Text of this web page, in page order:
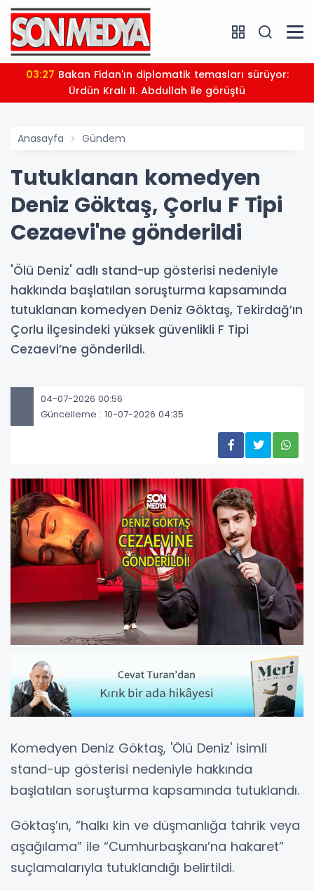
03:27
Ürdün Kralı II. Abdullah ile görüştü
Anasayfa Gündem
Tutuklanan komedyen
Deniz Göktaş, Çorlu F Tipi
Cezaevi'ne gönderildi
'Ölü Deniz' adlı stand-up gösterisi nedeniyle
hakkında başlatılan soruşturma kapsamında
tutuklanan komedyen Deniz Göktaş, Tekirdağ’ın
Çorlu ilçesindeki yüksek güvenlikli F Tipi
Cezaevi’ne gönderildi.
04-07-2026 00:56
Güncelleme : 10-07-2026 04:35
Komedyen Deniz Göktaş, 'Ölü Deniz' isimli
stand-up gösterisi nedeniyle hakkında
başlatılan soruşturma kapsamında tutuklandı.
Göktaş’ın, “halkı kin ve düşmanlığa tahrik veya
aşağılama” ile “Cumhurbaşkanı’na hakaret”
suçlamalarıyla tutuklandığı belirtildi.